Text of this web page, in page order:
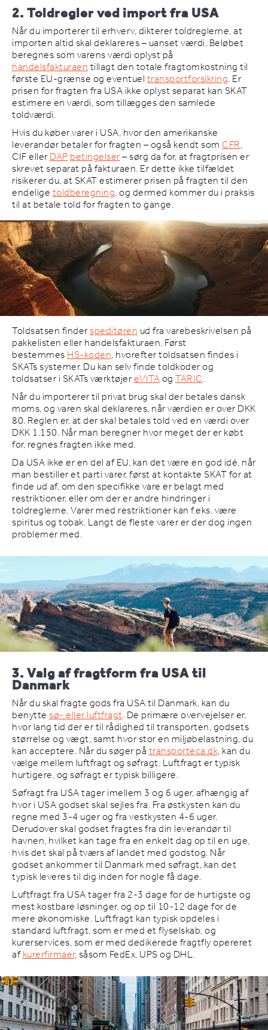
2. Toldregler ved import fra USA
Når du importerer til erhverv, dikterer toldreglerne, at
importen altid skal deklareres – uanset værdi. Beløbet
beregnes som varens værdi oplyst på
handelsfakturaentillagt den totale fragtomkostning til
første EU-grænse og eventueltransportforsikring. Er
prisen for fragten fra USA ikke oplyst separat kan SKAT
estimere en værdi, som tillægges den samlede
toldværdi.
Hvis du køber varer i USA, hvor den amerikanske
leverandør betaler for fragten – også kendt somCFR,
CIF ellerDAPbetingelser– sørg da for, at fragtprisen er
skrevet separat på fakturaen. Er dette ikke tilfældet
risikerer du, at SKAT estimerer prisen på fragten til den
endeligetoldberegning, og dermed kommer du i praksis
til at betale told for fragten to gange.
Toldsatsen finderspeditørenud fra varebeskrivelsen på
pakkelisten eller handelsfakturaen. Først
bestemmesHS-koden, hvorefter toldsatsen findes i
SKATs systemer. Du kan selv finde toldkoder og
toldsatser i SKATs værktøjereVITAogTARIC.
Når du importerer til privat brug skal der betales dansk
moms, og varen skal deklareres, når værdien er over DKK
80. Reglen er, at der skal betales told ved en værdi over
DKK 1.150. Når man beregner hvor meget der er købt
for, regnes fragten ikke med.
Da USA ikke er en del af EU, kan det være en god idé, når
man bestiller et parti varer, først at kontakte SKAT for at
finde ud af, om den specifikke vare er belagt med
restriktioner, eller om der er andre hindringer i
toldreglerne. Varer med restriktioner kan f.eks. være
spiritus og tobak. Langt de fleste varer er der dog ingen
problemer med.
3. Valg af fragtform fra USA til
Danmark
Når du skal fragte gods fra USA til Danmark, kan du
benyttesø- eller luftfragt. De primære overvejelser er,
hvor lang tid der er til rådighed til transporten, godsets
størrelse og vægt, samt hvor stor en miljøbelastning, du
kan acceptere. Når du søger påtransporteca.dk, kan du
vælge mellem luftfragt og søfragt. Luftfragt er typisk
hurtigere, og søfragt er typisk billigere.
Søfragt fra USA tager imellem 3 og 6 uger, afhængig af
hvor i USA godset skal sejles fra. Fra østkysten kan du
regne med 3-4 uger og fra vestkysten 4-6 uger.
Derudover skal godset fragtes fra din leverandør til
havnen, hvilket kan tage fra en enkelt dag op til en uge,
hvis det skal på tværs af landet med godstog. Når
godset ankommer til Danmark med søfragt, kan det
typisk leveres til dig inden for nogle få dage.
Luftfragt fra USA tager fra 2-3 dage for de hurtigste og
mest kostbare løsninger, og op til 10-12 dage for de
mere økonomiske. Luftfragt kan typisk opdeles i
standard luftfragt, som er med et flyselskab, og
kurerservices, som er med dedikerede fragtfly opereret
afkurerfirmaer, såsom FedEx, UPS og DHL.